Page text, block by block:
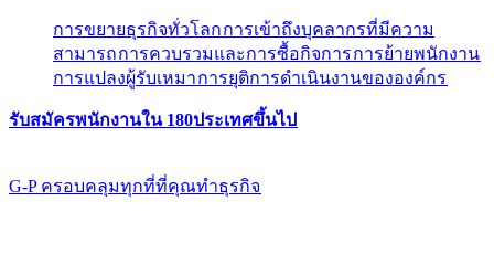
การขยายธุรกิจทั่วโลก​​การเข้าถึงบุคลากรที่มีความ
สามารถ​​การควบรวมและการซื้อกิจการ​​การย้ายพนักงาน​​
การแปลงผู้รับเหมา​​การยุติการดำเนินงานขององค์กร​​
รับสมัครพนักงานใน 180ประเทศขึ้นไป​​
G-P ครอบคลุมทุกที่ที่คุณทําธุรกิจ​​